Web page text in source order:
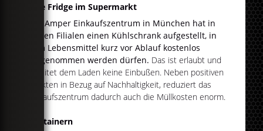
Free Fridge im Supermarkt
Das Amper Einkaufszentrum in München hat in
seinen Filialen einen Kühlschrank aufgestellt, in
dem Lebensmittel kurz vor Ablauf kostenlos
mitgenommen werden dürfen. Das ist erlaubt und
bereitet dem Laden keine Einbußen. Neben positiven
Effekten in Bezug auf Nachhaltigkeit, reduziert das
Einkaufszentrum dadurch auch die Müllkosten enorm.
Containern